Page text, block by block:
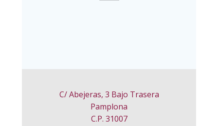
C/ Abejeras, 3 Bajo Trasera
Pamplona
C.P. 31007